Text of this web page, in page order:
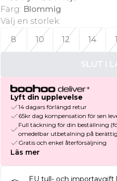
Färg: Blommig
Välj en storlek:
8
10 12 14
SLUT I
Lyft din upplevelse
14 dagars förlängd retur
65kr dag kompensation för sen
Full täckning för din beställning
omedelbar utbetalning på
Gratis och enkel återförsäljning
Läs mer
EU tull- och importavgift